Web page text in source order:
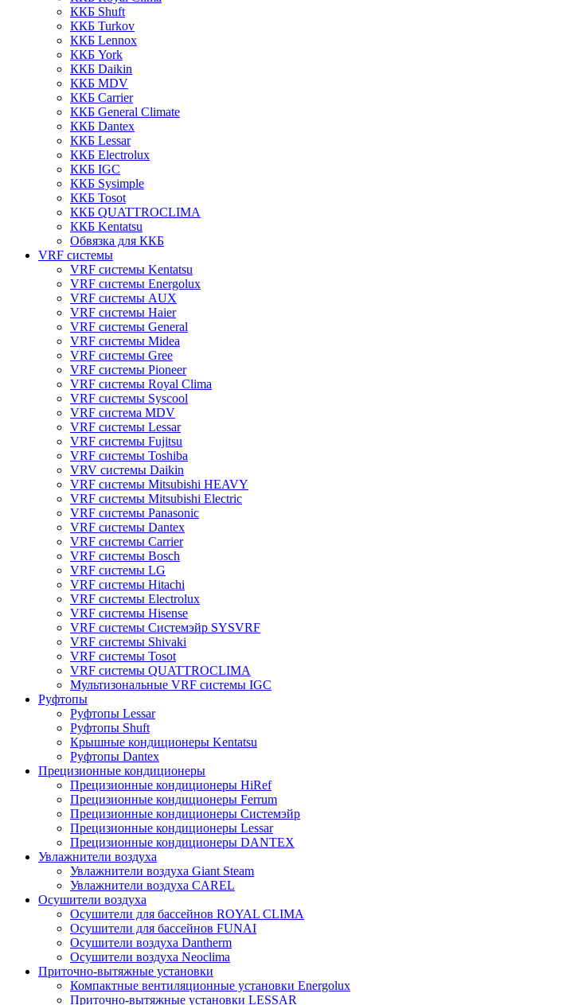
ККБ Shuft
ККБ Turkov
ККБ Lennox
ККБ York
ККБ Daikin
ККБ MDV
ККБ Carrier
ККБ General Climate
ККБ Dantex
ККБ Lessar
ККБ Electrolux
ККБ IGC
ККБ Sysimple
ККБ Tosot
ККБ QUATTROCLIMA
ККБ Kentatsu
Обвязка для ККБ
VRF системы
VRF системы Kentatsu
VRF системы Energolux
VRF системы AUX
VRF системы Haier
VRF системы General
VRF системы Midea
VRF системы Gree
VRF системы Pioneer
VRF системы Royal Clima
VRF системы Syscool
VRF система MDV
VRF системы Lessar
VRF системы Fujitsu
VRF системы Toshiba
VRV системы Daikin
VRF системы Mitsubishi HEAVY
VRF системы Mitsubishi Electric
VRF системы Panasonic
VRF системы Dantex
VRF системы Carrier
VRF системы Bosch
VRF системы LG
VRF системы Hitachi
VRF системы Electrolux
VRF системы Hisense
VRF системы Системэйр SYSVRF
VRF системы Shivaki
VRF системы Tosot
VRF системы QUATTROCLIMA
Мультизональные VRF системы IGC
Руфтопы
Руфтопы Lessar
Руфтопы Shuft
Крышные кондиционеры Kentatsu
Руфтопы Dantex
Прецизионные кондиционеры
Прецизионные кондиционеры HiRef
Прецизионные кондиционеры Ferrum
Прецизионные кондиционеры Системэйр
Прецизионные кондиционеры Lessar
Прецизионные кондиционеры DANTEX
Увлажнители воздуха
Увлажнители воздуха Giant Steam
Увлажнители воздуха CAREL
Осушители воздуха
Осушители для бассейнов ROYAL CLIMA
Осушители для бассейнов FUNAI
Осушители воздуха Dantherm
Осушители воздуха Neoclima
Приточно-вытяжные установки
Компактные вентиляционные установки Energolux
Приточно-вытяжные установки LESSAR